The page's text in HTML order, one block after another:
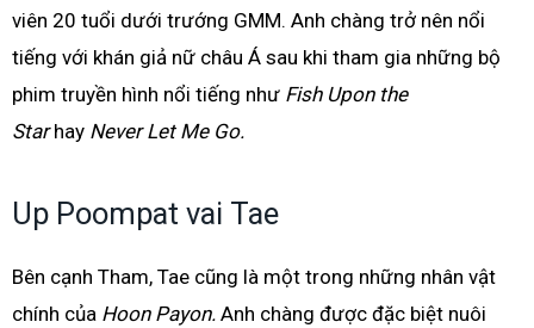
viên 20 tuổi dưới trướng GMM. Anh chàng trở nên nổi
tiếng với khán giả nữ châu Á sau khi tham gia những bộ
phim truyền hình nổi tiếng như Fish Upon the
Starhay Never Let Me Go.
Up Poompat vai Tae
Bên cạnh Tham, Tae cũng là một trong những nhân vật
chính của Hoon Payon. Anh chàng được đặc biệt nuôi